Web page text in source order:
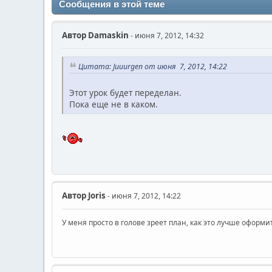
Сообщения в этой теме
Автор Damaskin - июня 7, 2012, 14:32
Цитата: Juuurgen от июня 7, 2012, 14:22
Этот урок будет переделан.
Пока еще не в каком.
Автор Joris - июня 7, 2012, 14:22
У меня просто в голове зреет план, как это лучше